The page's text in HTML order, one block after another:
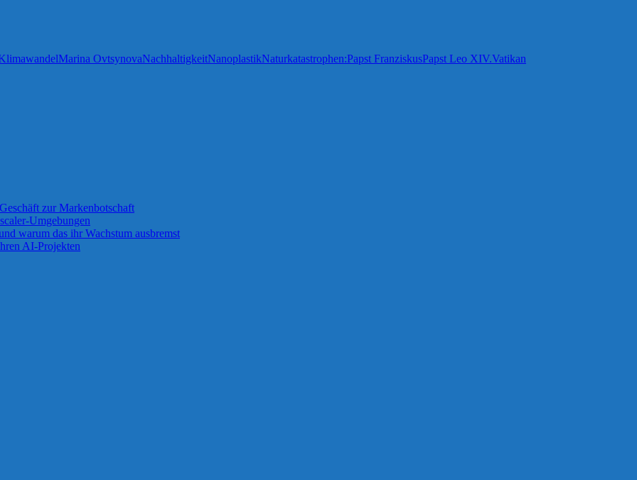
Marina OvtsynovaNachhaltigkeitNanoplastikNaturkatastrophen:Papst FranziskusPapst Leo XIV.Vatikan
zur Markenbotschaft
Umgebungen
warum das ihr Wachstum ausbremst
AI-Projekten